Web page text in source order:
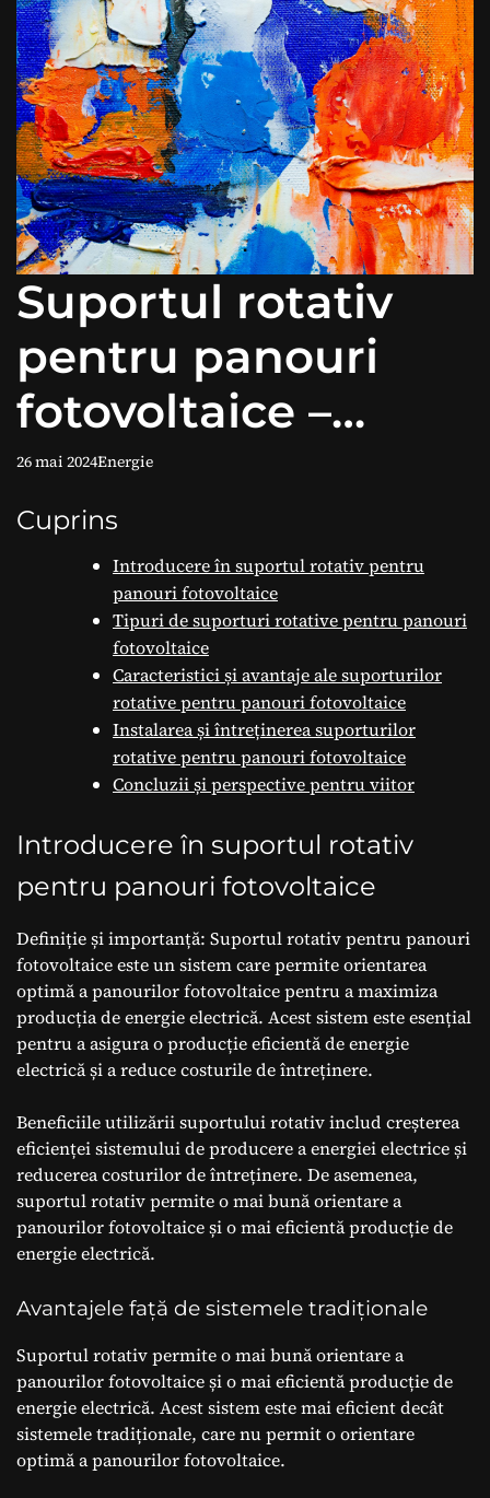
Suportul rotativ
pentru panouri
fotovoltaice –
eficientizarea
producției de
energie electrică
26 mai 2024Energie
Cuprins
Introducere în suportul rotativ pentru
panouri fotovoltaice
Tipuri de suporturi rotative pentru panouri
fotovoltaice
Caracteristici și avantaje ale suporturilor
rotative pentru panouri fotovoltaice
Instalarea și întreținerea suporturilor
rotative pentru panouri fotovoltaice
Concluzii și perspective pentru viitor
Introducere în suportul rotativ
pentru panouri fotovoltaice
Definiție și importanță: Suportul rotativ pentru panouri
fotovoltaice este un sistem care permite orientarea
optimă a panourilor fotovoltaice pentru a maximiza
producția de energie electrică. Acest sistem este esențial
pentru a asigura o producție eficientă de energie
electrică și a reduce costurile de întreținere.
Beneficiile utilizării suportului rotativ includ creșterea
eficienței sistemului de producere a energiei electrice și
reducerea costurilor de întreținere. De asemenea,
suportul rotativ permite o mai bună orientare a
panourilor fotovoltaice și o mai eficientă producție de
energie electrică.
Avantajele față de sistemele tradiționale
Suportul rotativ permite o mai bună orientare a
panourilor fotovoltaice și o mai eficientă producție de
energie electrică. Acest sistem este mai eficient decât
sistemele tradiționale, care nu permit o orientare
optimă a panourilor fotovoltaice.